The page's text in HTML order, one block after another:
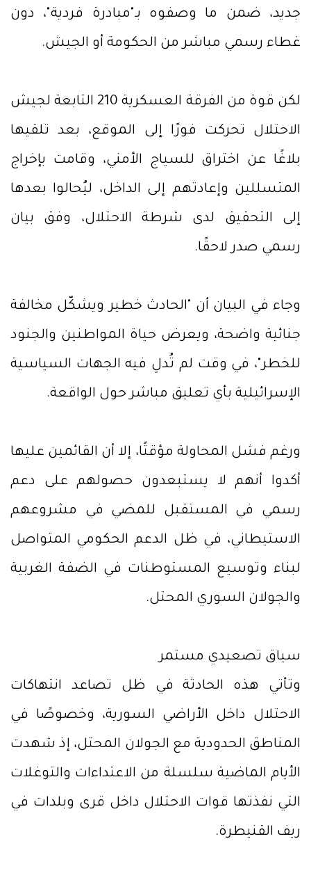
جديد، ضمن ما وصفوه بـ"مبادرة فردية"، دون
غطاء رسمي مباشر من الحكومة أو الجيش.
لكن قوة من الفرقة العسكرية 210 التابعة لجيش
الاحتلال تحركت فورًا إلى الموقع، بعد تلقيها
بلاغًا عن اختراق للسياج الأمني، وقامت بإخراج
المتسللين وإعادتهم إلى الداخل، ليُحالوا بعدها
إلى التحقيق لدى شرطة الاحتلال، وفق بيان
رسمي صدر لاحقًا.
وجاء في البيان أن "الحادث خطير ويشكّل مخالفة
جنائية واضحة، ويعرض حياة المواطنين والجنود
للخطر"، في وقت لم تُدلِ فيه الجهات السياسية
الإسرائيلية بأي تعليق مباشر حول الواقعة.
ورغم فشل المحاولة مؤقتًا، إلا أن القائمين عليها
أكدوا أنهم لا يستبعدون حصولهم على دعم
رسمي في المستقبل للمضي في مشروعهم
الاستيطاني، في ظل الدعم الحكومي المتواصل
لبناء وتوسيع المستوطنات في الضفة الغربية
والجولان السوري المحتل.
سياق تصعيدي مستمر
وتأتي هذه الحادثة في ظل تصاعد انتهاكات
الاحتلال داخل الأراضي السورية، وخصوصًا في
المناطق الحدودية مع الجولان المحتل، إذ شهدت
الأيام الماضية سلسلة من الاعتداءات والتوغلات
التي نفذتها قوات الاحتلال داخل قرى وبلدات في
ريف القنيطرة.